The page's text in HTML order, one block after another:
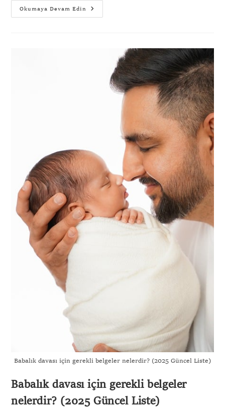
Okumaya Devam Edin
Babalık davası için gerekli belgeler nelerdir? (2025 Güncel Liste)
Babalık davası için gerekli belgeler
nelerdir? (2025 Güncel Liste)